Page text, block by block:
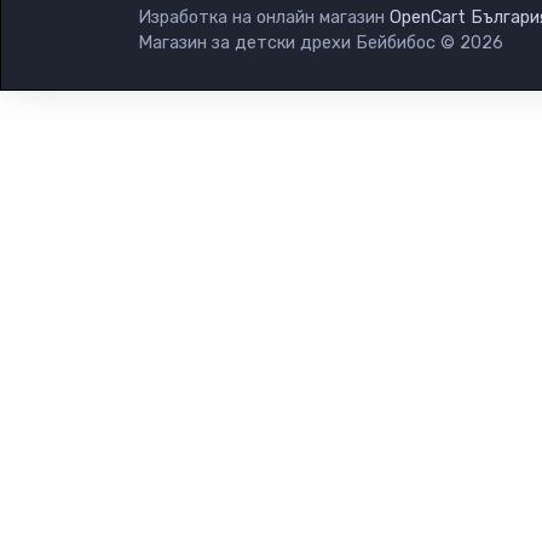
Изработка на онлайн магазин OpenCart
Магазин за детски дрехи Бейбибос © 2026